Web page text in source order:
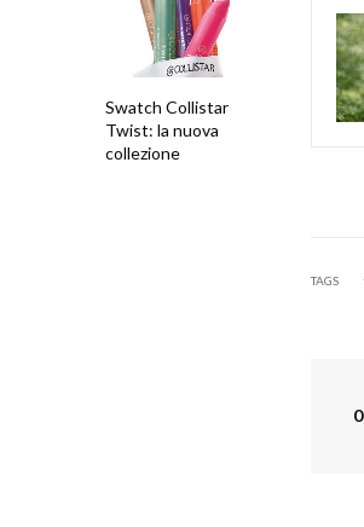
Swatch Collistar
Twist: la nuova
collezione
TAGS
0